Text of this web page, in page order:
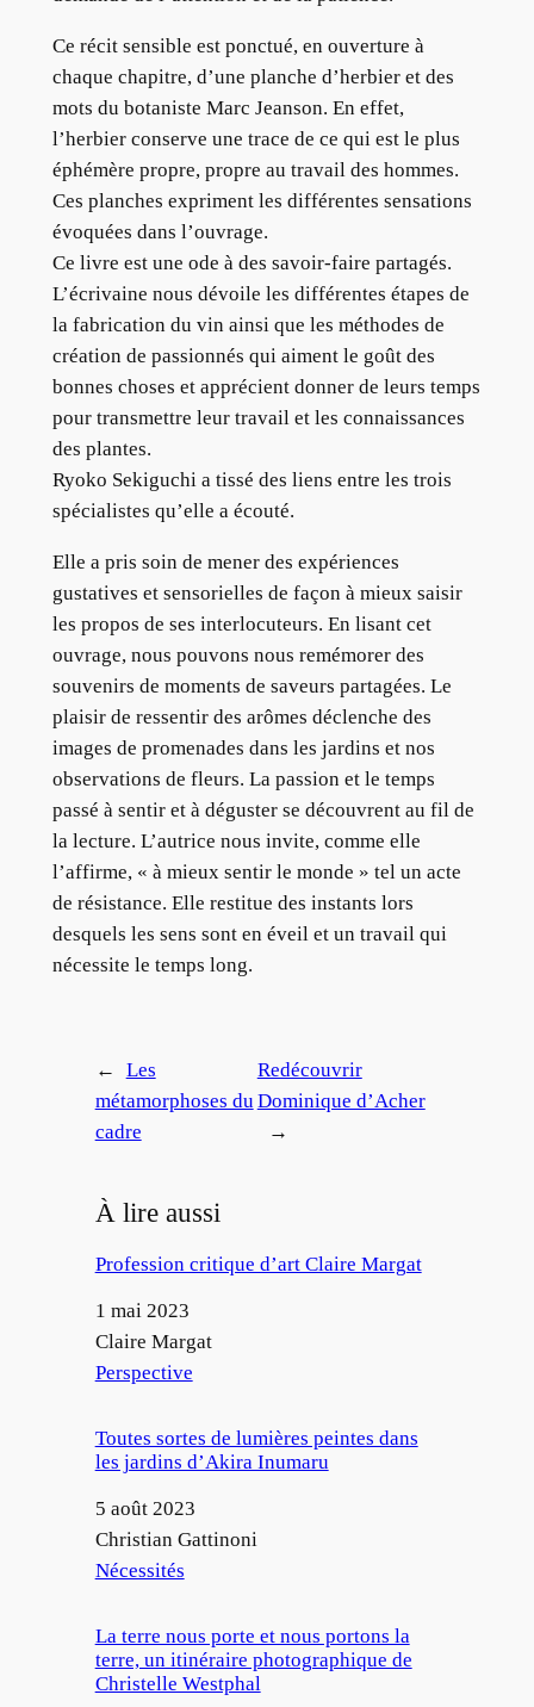
Ce récit sensible est ponctué, en ouverture à
chaque chapitre, d’une planche d’herbier et des
mots du botaniste Marc Jeanson. En effet,
l’herbier conserve une trace de ce qui est le plus
éphémère propre, propre au travail des hommes.
Ces planches expriment les différentes sensations
évoquées dans l’ouvrage.
Ce livre est une ode à des savoir-faire partagés.
L’écrivaine nous dévoile les différentes étapes de
la fabrication du vin ainsi que les méthodes de
création de passionnés qui aiment le goût des
bonnes choses et apprécient donner de leurs temps
pour transmettre leur travail et les connaissances
des plantes.
Ryoko Sekiguchi a tissé des liens entre les trois
spécialistes qu’elle a écouté.
Elle a pris soin de mener des expériences
gustatives et sensorielles de façon à mieux saisir
les propos de ses interlocuteurs. En lisant cet
ouvrage, nous pouvons nous remémorer des
souvenirs de moments de saveurs partagées. Le
plaisir de ressentir des arômes déclenche des
images de promenades dans les jardins et nos
observations de fleurs. La passion et le temps
passé à sentir et à déguster se découvrent au fil de
la lecture. L’autrice nous invite, comme elle
l’affirme, « à mieux sentir le monde » tel un acte
de résistance. Elle restitue des instants lors
desquels les sens sont en éveil et un travail qui
nécessite le temps long.
←
Les
métamorphoses du
cadre
Redécouvrir
Dominique d’Acher
→
À lire aussi
Profession critique d’art Claire Margat
Date
1 mai 2023
Auteur
Claire Margat
Par rapport à
Perspective
Toutes sortes de lumières peintes dans
les jardins d’Akira Inumaru
Date
5 août 2023
Auteur
Christian Gattinoni
Par rapport à
Nécessités
La terre nous porte et nous portons la
terre, un itinéraire photographique de
Christelle Westphal